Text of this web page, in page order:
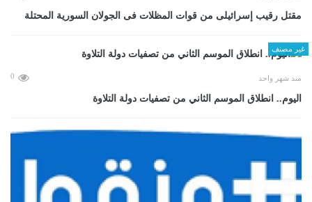
مقتل رقيب إسرائيلى من قوات المظلات فى الجولان السورية المحتلة
غير مصنف
منذ شهر واحد 0
اليوم.. انطلاق الموسم الثاني من تصفيات دولة التلاوة